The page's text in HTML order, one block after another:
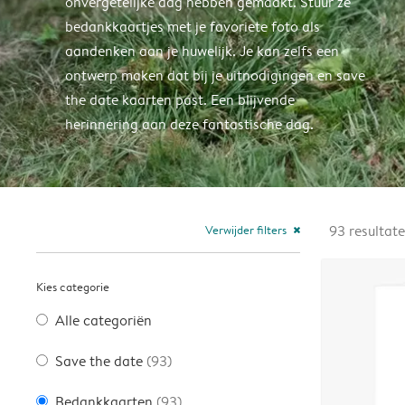
bedankkaartjes met je favoriete foto als
aandenken aan je huwelijk. Je kan zelfs een
ontwerp maken dat bij je uitnodigingen en save
the date kaarten past. Een blijvende
herinnering aan deze fantastische dag.
Verwijder filters close
Kies categorie
Alle categoriën
Save the date (93)
93